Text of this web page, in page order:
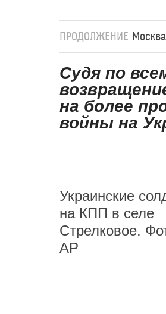
ПРОДОЛЖЕНИЕ
Судя по
на более
войны на
Украинские
на КПП в селе
Стрелковое.
AP